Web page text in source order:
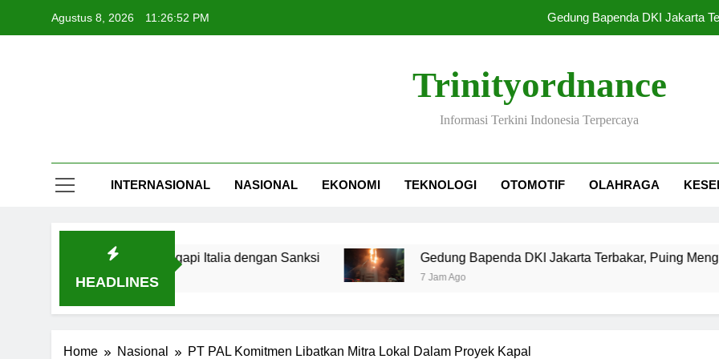
Agustus 8, 2026 11:26:53 PM Gedung Bapenda DKI Jakarta
Combat
Krisis Migran di Ceuta,
Trinityordnance
Informasi Terkini Indonesia Terpercaya
INTERNASIONAL NASIONAL EKONOMI TEKNOLOGI OTOMOTIF OLAHRAGA
HEADLINES
Spanyol Siap Tanggapi Italia dengan Sanksi Gedung Bapenda DKI Jakarta Terbakar, Puing Menghujani
7 Jam Ago
Home Nasional PT PAL Komitmen Libatkan Mitra Lokal Dalam Proyek Kapal